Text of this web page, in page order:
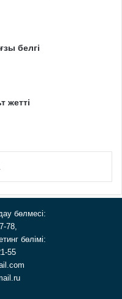
белгі
жетті
бөлмесі:
78,
бөлімі:
55